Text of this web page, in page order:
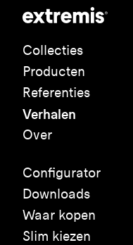
Collecties
Producten
Referenties
Verhalen
Over
Configurator
Downloads
Waar kopen
Slim kiezen